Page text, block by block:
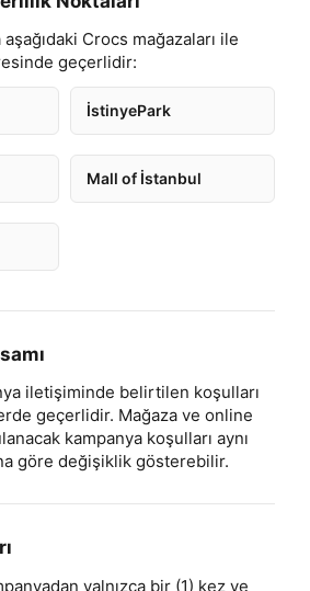
Crocs mağazaları ile
geçerlidir:
İstinyePark
Mall of İstanbul
iletişiminde belirtilen koşulları
geçerlidir. Mağaza ve online
kampanya koşulları aynı
göre değişiklik gösterebilir.
yalnızca bir (1) kez ve